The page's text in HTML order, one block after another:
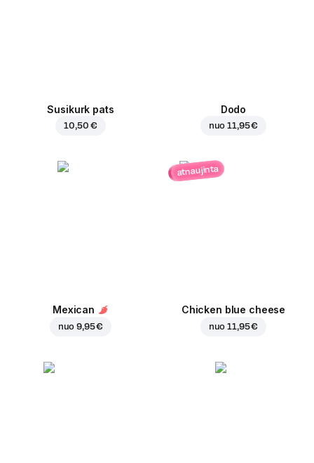
Susikurk pats
10,50 €
Dodo
nuo11,95 €
Mexican
nuo9,95 €
atnaujinta
Chicken blue cheese
nuo11,95 €